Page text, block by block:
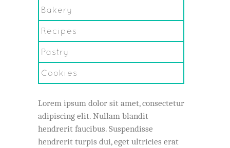
Bakery
Recipes
Pastry
Cookies
Lorem ipsum dolor sit amet, consectetur
adipiscing elit. Nullam blandit
hendrerit faucibus. Suspendisse
hendrerit turpis dui, eget ultricies erat